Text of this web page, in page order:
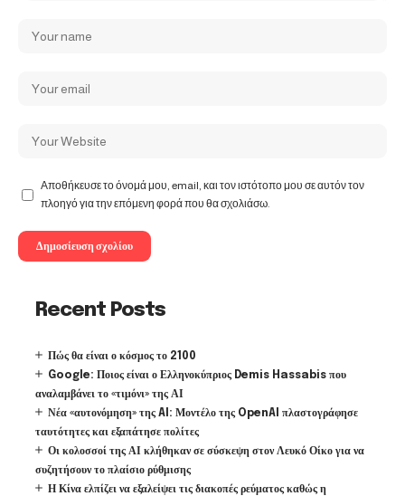
Αποθήκευσε το όνομά μου, email, και τον ιστότοπο μου σε αυτόν τον
πλοηγό για την επόμενη φορά που θα σχολιάσω.
Recent Posts
Πώς θα είναι ο κόσμος το 2100
Google: Ποιος είναι ο Ελληνοκύπριος Demis Hassabis που
αναλαμβάνει το «τιμόνι» της ΑΙ
Νέα «αυτονόμηση» της AI: Μοντέλο της OpenAI πλαστογράφησε
ταυτότητες και εξαπάτησε πολίτες
Οι κολοσσοί της ΑΙ κλήθηκαν σε σύσκεψη στον Λευκό Οίκο για να
συζητήσουν το πλαίσιο ρύθμισης
Η Κίνα ελπίζει να εξαλείψει τις διακοπές ρεύματος καθώς η